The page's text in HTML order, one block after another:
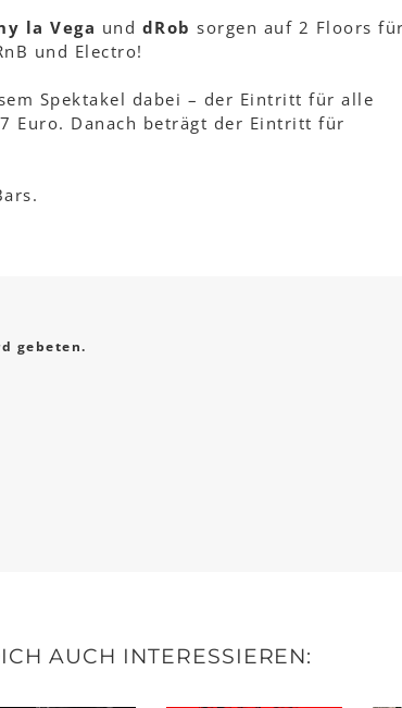
la Vega und dRob sorgen auf 2 Floors
und Electro!
Spektakel dabei – der Eintritt für alle
Euro. Danach beträgt der Eintritt für
gebeten.
AUCH INTERESSIEREN: